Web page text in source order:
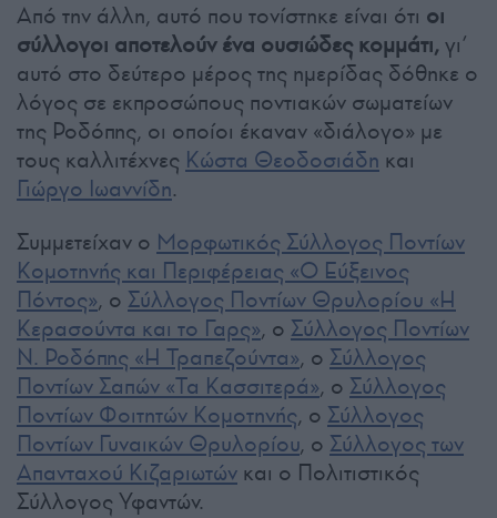
Από την άλλη, αυτό που τονίστηκε είναι ότι οι
σύλλογοι αποτελούν ένα ουσιώδες κομμάτι,γι’
αυτό στο δεύτερο μέρος της ημερίδας δόθηκε ο
λόγος σε εκπροσώπους ποντιακών σωματείων
της Ροδόπης, οι οποίοι έκαναν «διάλογο» με
τους καλλιτέχνες Κώστα Θεοδοσιάδη και
Γιώργο Ιωαννίδη.
Συμμετείχαν ο Μορφωτικός Σύλλογος Ποντίων
Κομοτηνής και Περιφέρειας «Ο Εύξεινος
Πόντος», ο Σύλλογος Ποντίων Θρυλορίου «Η
Κερασούντα και το Γαρς», ο Σύλλογος Ποντίων
Ν. Ροδόπης «Η Τραπεζούντα», ο Σύλλογος
Ποντίων Σαπών «Τα Κασσιτερά», ο Σύλλογος
Ποντίων Φοιτητών Κομοτηνής, ο Σύλλογος
Ποντίων Γυναικών Θρυλορίου, ο Σύλλογος των
Απανταχού Κιζαριωτών και ο Πολιτιστικός
Σύλλογος Υφαντών.